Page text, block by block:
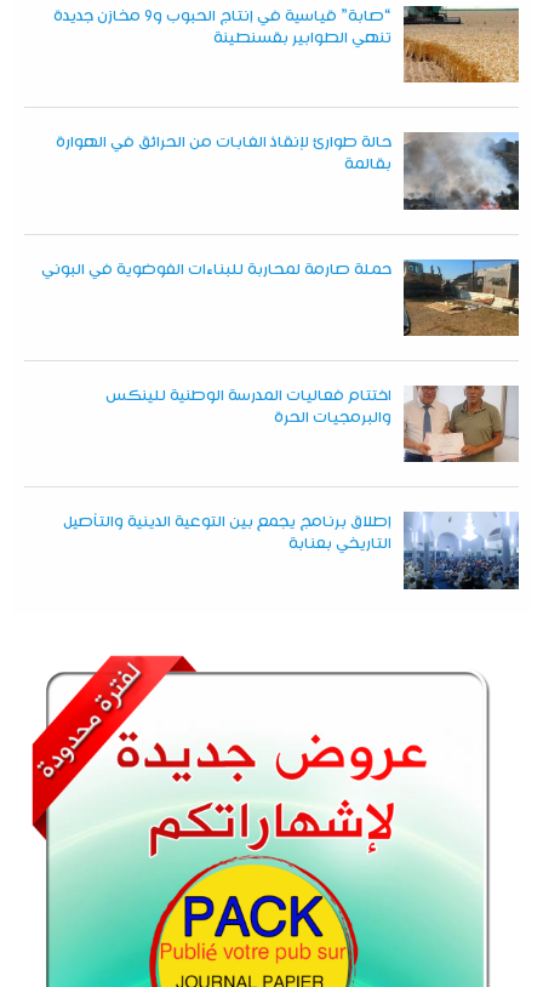
“صابة” قياسية في إنتاج الحبوب و9 مخازن جديدة
تنهي الطوابير بقسنطينة
حالة طوارئ لإنقاذ الغابات من الحرائق في الهوارة
بقالمة
حملة صارمة لمحاربة للبناءات الفوضوية في البوني
اختتام فعاليات المدرسة الوطنية للينكس
والبرمجيات الحرة
إطلاق برنامج يجمع بين التوعية الدينية والتأصيل
التاريخي بعنابة